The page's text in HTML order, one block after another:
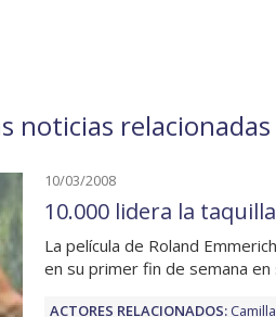
noticias relacionadas
10/03/2008
10.000 lidera la taquilla
La película de Roland
en su primer fin de semana en
ACTORES RELACIONADOS: